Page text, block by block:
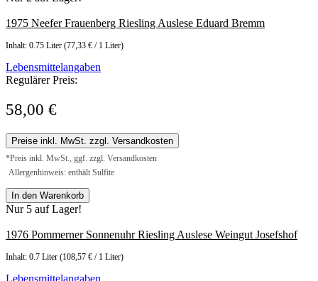
1975 Neefer Frauenberg Riesling Auslese Eduard Bremm
Inhalt: 0.75 Liter (77,33 € / 1 Liter)
Lebensmittelangaben
Regulärer Preis:
58,00 €
Preise inkl. MwSt. zzgl. Versandkosten
*Preis inkl. MwSt., ggf. zzgl. Versandkosten
Allergenhinweis: enthält Sulfite
In den Warenkorb
Nur 5 auf Lager!
1976 Pommerner Sonnenuhr Riesling Auslese Weingut Josefshof
Inhalt: 0.7 Liter (108,57 € / 1 Liter)
Lebensmittelangaben